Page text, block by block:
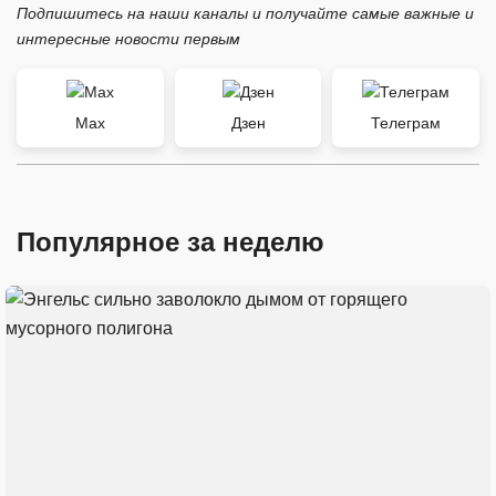
Подпишитесь на наши каналы и получайте самые важные и
интересные новости первым
Max Дзен Телеграм
Популярное за неделю